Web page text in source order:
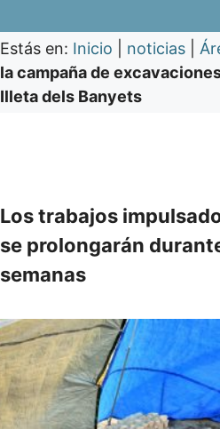
Estás en: Inicio noticias
la campaña de
Illeta dels Banyets
Los trabajos
se prolongarán
semanas